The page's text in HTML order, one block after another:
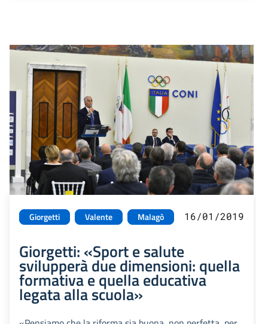
Giorgetti Valente Malagò 16/01/2019
Giorgetti: «Sport e salute
svilupperà due dimensioni: quella
formativa e quella educativa
legata alla scuola»